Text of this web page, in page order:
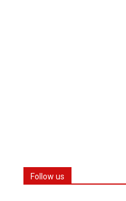
Follow us